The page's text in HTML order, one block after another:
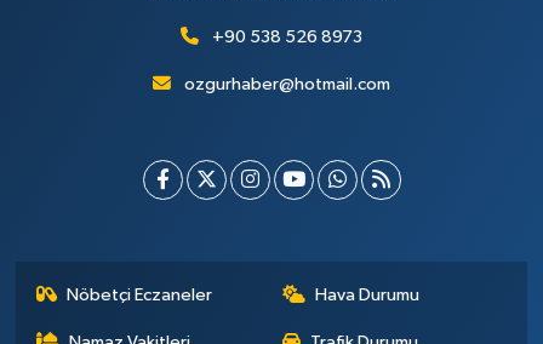
+90 538 526 8973
ozgurhaber@hotmail.com
Nöbetçi Eczaneler Hava Durumu